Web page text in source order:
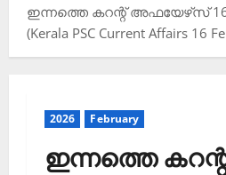
ഇന്നത്തെ കറന്റ് അഫയേഴ്‌സ്
(Kerala PSC Current Affairs 16
2026 February
ഇന്നത്തെ